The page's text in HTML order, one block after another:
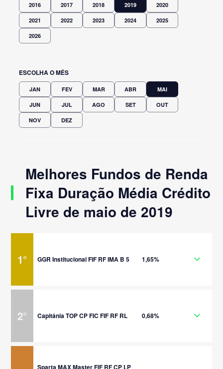
2016 2017 2018 2019 2020
2021 2022 2023 2024 2025
2026
ESCOLHA O MÊS
JAN FEV MAR ABR MAI
JUN JUL AGO SET OUT
NOV DEZ
Melhores Fundos de Renda
Fixa Duração Média Crédito
Livre de maio de 2019
1° GGR Institucional FIF RF IMA B 5 1,65%
2° Capitânia TOP CP FIC FIF RF RL 0,68%
Sparta MAX Master FIF RF CP LP